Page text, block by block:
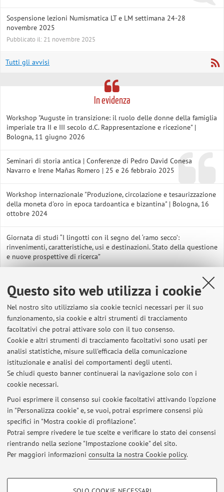
Questo sito web utilizza i cookie
Nel nostro sito utilizziamo sia cookie tecnici necessari per il suo
funzionamento, sia cookie e altri strumenti di tracciamento
facoltativi che potrai attivare solo con il tuo consenso.
Cookie e altri strumenti di tracciamento facoltativi sono usati per
analisi statistiche, misure sull'efficacia della comunicazione
istituzionale e analisi dei comportamenti degli utenti.
Se chiudi questo banner continuerai la navigazione solo con i
cookie necessari.
Puoi esprimere il consenso sui cookie facoltativi attivando l'opzione
in "Personalizza cookie" e, se vuoi, potrai esprimere consensi più
specifici in "Mostra cookie di profilazione".
Potrai sempre rivedere le tue scelte e verificare lo stato dei consensi
rientrando nella sezione "Impostazione cookie" del sito.
Per maggiori informazioni consulta la nostra Cookie policy.
COOKIE DI PROFILAZIONE - FACOLTATIVI
Sospensione lezioni Numismatica LT e LM settimana 24-28
novembre 2025
Pubblicato il: 21 novembre 2025
Tutti gli avvisi
In evidenza
Workshop "Auguste in transizione: il ruolo delle donne della famiglia
imperiale tra II e III secolo d.C. Rappresentazione e ricezione" |
Bologna, 11 giugno 2026
Seminari di storia antica | Conferenze di Pedro David Conesa
Navarro e Irene Mañas Romero | 25 e 26 febbraio 2025
Workshop internazionale "Produzione, circolazione e tesaurizzazione
della moneta d'oro in epoca tardoantica e bizantina" | Bologna, 16
ottobre 2024
Giornata di studi “I lingotti con il segno del ‘ramo secco’:
rinvenimenti, caratteristiche, usi e destinazioni. Stato della questione
e nuove prospettive di ricerca”
Complutense de Madrid), Il ruolo delle Augustae in epoca severiana:
fonti letterarie, documentazione numismatica ed epigrafica | 27
marzo 2024
Conferenza di Irene Mañas Romero (UNED - Madrid), Matidia Minor:
neptis, filia, soror, matertera | 13 marzo 2024
Ciclo di lezioni "Mondo antico e sensibilità contemporanee" |
Edizione 2023/2024 | La violenza contro le donne nel mondo antico.
Casi di studio, letteratura, storia, epigrafia e linguaggio | dal 15
febbraio al 28 marzo 2024
Convegno internazionale "The Other Side of Power. Il rapporto tra
donne e potere dall'epoca tardorepubblicana all'età tardoimperiale" |
24-25 maggio 2023